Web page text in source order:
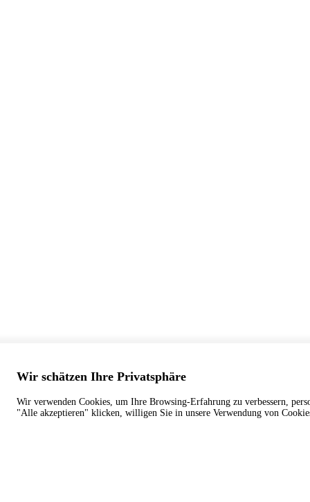
Wir schätzen Ihre Privatsphäre
Wir verwenden Cookies, um Ihre Browsing-Erfahrung zu verbessern,
"Alle akzeptieren" klicken, willigen Sie in unsere Verwendung von